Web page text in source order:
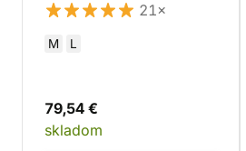
21×
M L
79,54 €
skladom